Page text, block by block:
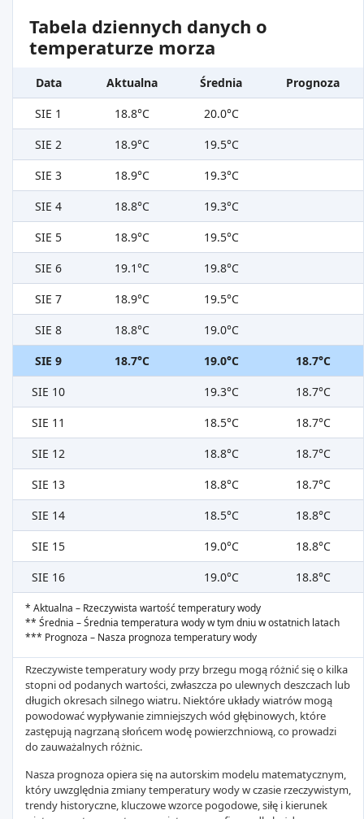
Tabela dziennych danych o
temperaturze morza
Data Aktualna Średnia
Prognoza
SIE 1
18.8°C
20.0°C
SIE 2
18.9°C
19.5°C
SIE 3
18.9°C
19.3°C
SIE 4
18.8°C
19.3°C
SIE 5
18.9°C
19.5°C
SIE 6
19.1°C
19.8°C
SIE 7
18.9°C
19.5°C
SIE 8
18.8°C
19.0°C
SIE 9
18.7°C 19.0°C
18.7°C
SIE 10
19.3°C
18.7°C
SIE 11
18.5°C
18.7°C
SIE 12
18.8°C
18.7°C
SIE 13
18.8°C
18.7°C
SIE 14
18.5°C
18.8°C
SIE 15
19.0°C
18.8°C
SIE 16
19.0°C 18.8°C
* Aktualna – Rzeczywista wartość temperatury wody
** Średnia – Średnia temperatura wody w tym dniu w ostatnich latach
*** Prognoza – Nasza prognoza temperatury wody
Rzeczywiste temperatury wody przy brzegu mogą różnić się o kilka
stopni od podanych wartości, zwłaszcza po ulewnych deszczach lub
długich okresach silnego wiatru. Niektóre układy wiatrów mogą
powodować wypływanie zimniejszych wód głębinowych, które
zastępują nagrzaną słońcem wodę powierzchniową, co prowadzi
do zauważalnych różnic.
Nasza prognoza opiera się na autorskim modelu matematycznym,
który uwzględnia zmiany temperatury wody w czasie rzeczywistym,
trendy historyczne, kluczowe wzorce pogodowe, siłę i kierunek